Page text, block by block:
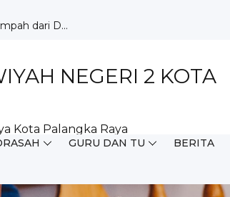
dari D...
d...
HUT ...
Ku...
di ...
...
pada O...
NEGERI 2 KOTA
Kota Palangka Raya
GURU DAN TU BERITA